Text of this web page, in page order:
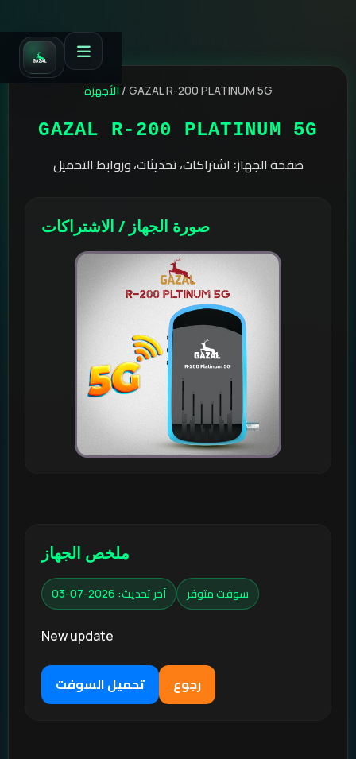
الأجهزة / GAZAL R-200 PLATINUM 5G
GAZAL R-200 PLATINUM 5G
صفحة الجهاز: اشتراكات، تحديثات، وروابط التحميل
صورة الجهاز / الاشتراكات
ملخص الجهاز
آخر تحديث: 2026-07-03 سوفت متوفر
New update
تحميل السوفت رجوع